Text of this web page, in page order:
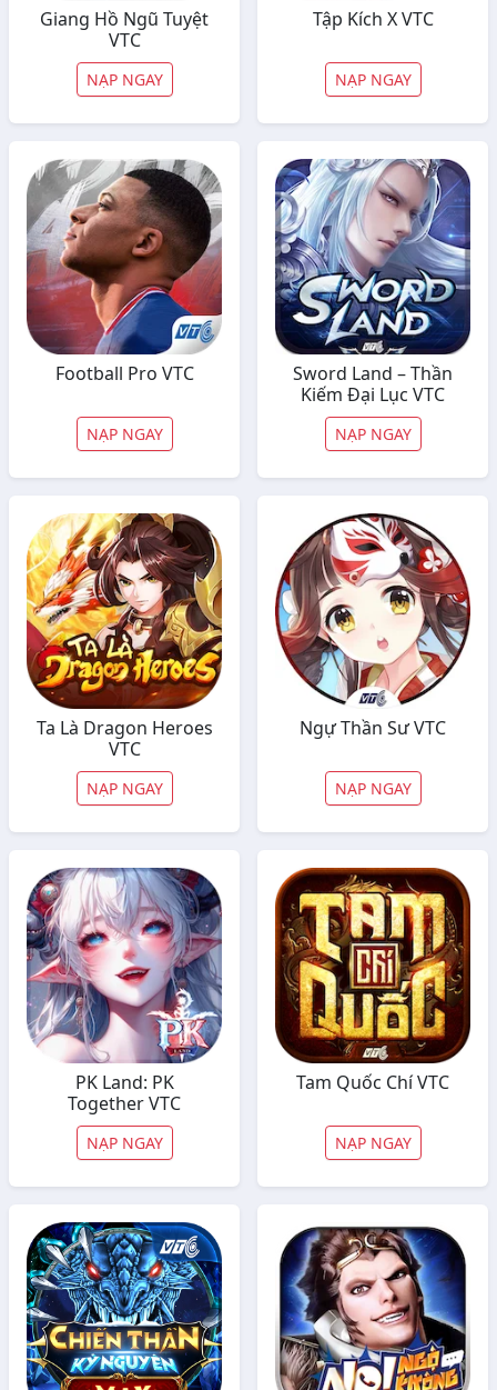
Giang Hồ Ngũ Tuyệt
VTC
NẠP NGAY
Tập Kích X VTC
NẠP NGAY
Football Pro VTC
NẠP NGAY
Sword Land – Thần
Kiếm Đại Lục VTC
NẠP NGAY
Ta Là Dragon Heroes
VTC
NẠP NGAY
Ngự Thần Sư VTC
NẠP NGAY
PK Land: PK
Together VTC
NẠP NGAY
Tam Quốc Chí VTC
NẠP NGAY